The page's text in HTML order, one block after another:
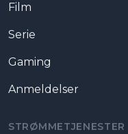
Film
Serie
Gaming
Anmeldelser
STRØMMETJENESTER